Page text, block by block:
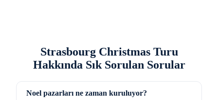
Strasbourg Christmas Turu
Hakkında Sık Sorulan Sorular
Noel pazarları ne zaman kuruluyor?